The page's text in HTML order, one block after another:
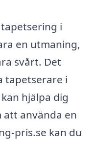
i
en utmaning,
svårt. Det
tapetserare i
hjälpa dig
att använda en
pris.se kan du